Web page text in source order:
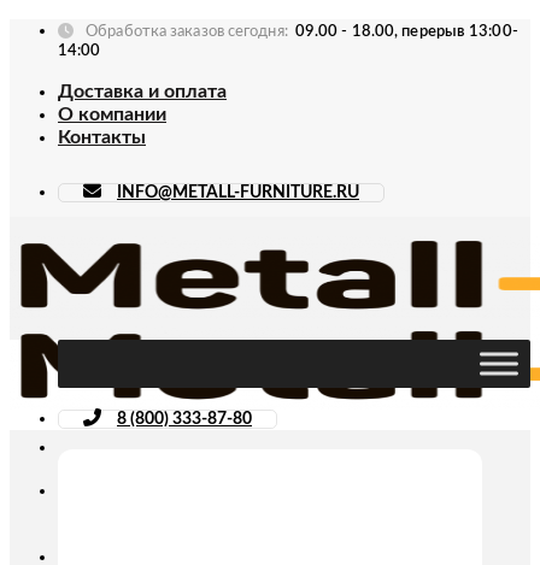
Skip
Обработка заказов сегодня: 09.00 - 18.00, перерыв 13:00-
14:00
Доставка и оплата
О компании
Контакты
INFO@METALL-FURNITURE.RU
8 (800) 333-87-80